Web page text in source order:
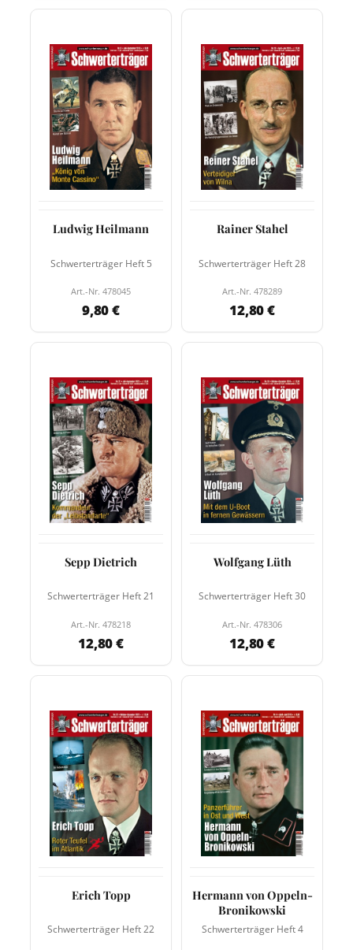
Ludwig Heilmann
Schwerterträger Heft 5
Art.-Nr. 478045
9,80 €
Rainer Stahel
Schwerterträger Heft 28
Art.-Nr. 478289
12,80 €
Sepp Dietrich
Schwerterträger Heft 21
Art.-Nr. 478218
12,80 €
Wolfgang Lüth
Schwerterträger Heft 30
Art.-Nr. 478306
12,80 €
Erich Topp
Schwerterträger Heft 22
Hermann von Oppeln-
Bronikowski
Schwerterträger Heft 4